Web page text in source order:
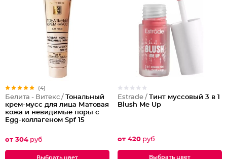
(4)
Белита - Витекс / Тональный
крем-мусс для лица Матовая
кожа и невидимые поры с
Egg-коллагеном Spf 15
от 304 руб
Выбрать цвет
Estrade / Тинт муссовый 3 в 1
Blush Me Up
от 420 руб
Выбрать цвет